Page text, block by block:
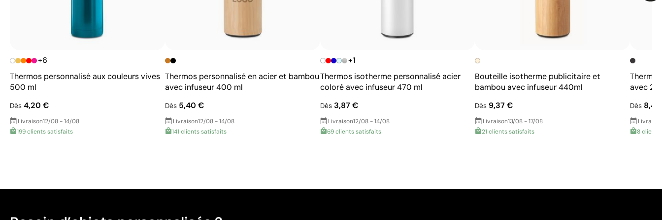
+6
Thermos personnalisé aux couleurs vives
500 ml
Dès 4,20 €
Livraison12/08 - 14/08
199 clients satisfaits
Thermos personnalisé en acier et bambou
avec infuseur 400 ml
Dès5,40 €
Livraison12/08 - 14/08
141 clients satisfaits
+1
Thermos isotherme personnalisé acier
coloré avec infuseur 470 ml
Dès3,87 €
Livraison12/08 - 14/08
69 clients satisfaits
Bouteille isotherme publicitaire et
bambou avec infuseur 440ml
Dès 9,37 €
Livraison13/08 - 17/08
21 clients satisfaits
avec 2
Dès
8